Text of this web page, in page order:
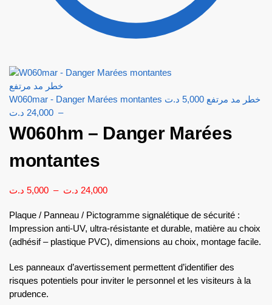
W060mar - Danger Marées montantes خطر مد مرتفع 5,000 د.ت
–
24,000 د.ت
W060hm – Danger Marées
montantes
5,000 د.ت – 24,000 د.ت
Plaque / Panneau / Pictogramme signalétique de sécurité :
Impression anti-UV, ultra-résistante et durable, matière au choix
(adhésif – plastique PVC), dimensions au choix, montage facile.
Les panneaux d’avertissement permettent d’identifier des
risques potentiels pour inviter le personnel et les visiteurs à la
prudence.